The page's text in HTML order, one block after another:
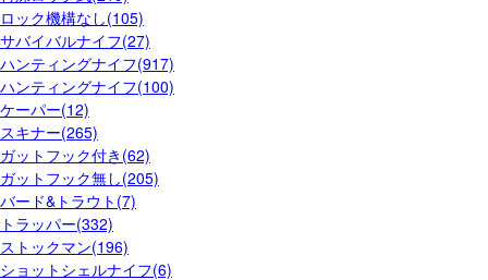
ロック機構なし(105)
サバイバルナイフ(27)
ハンティングナイフ(917)
ハンティングナイフ(100)
ケーパー(12)
スキナー(265)
ガットフック付き(62)
ガットフック無し(205)
バード&トラウト(7)
トラッパー(332)
ストックマン(196)
ショットシェルナイフ(6)